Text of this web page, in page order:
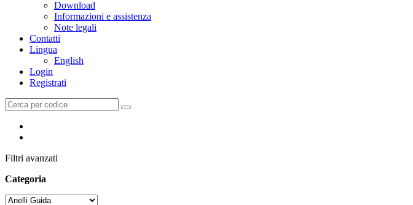
Download
Informazioni e assistenza
Note legali
Contatti
Lingua
English
Login
Registrati
Filtri avanzati
Categoria